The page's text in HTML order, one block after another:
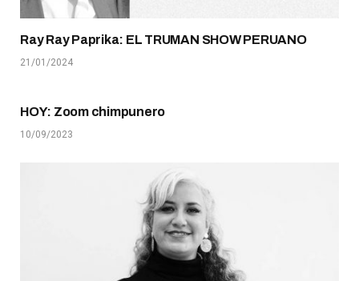
Ray Ray Paprika: EL TRUMAN SHOW PERUANO
21/01/2024
HOY: Zoom chimpunero
10/09/2023